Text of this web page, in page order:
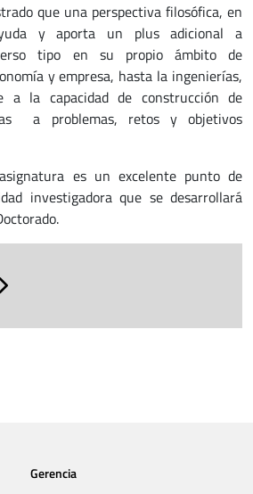
que una perspectiva filosófica, en
y aporta un plus adicional a
tipo en su propio ámbito de
y empresa, hasta la ingenierías,
la capacidad de construcción de
a problemas, retos y objetivos
es un excelente punto de
investigadora que se desarrollará
Gerencia